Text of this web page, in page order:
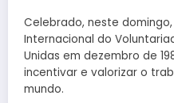
Celebrado, neste
Internacional do
Unidas em dezembro de
incentivar e valorizar o
mundo.